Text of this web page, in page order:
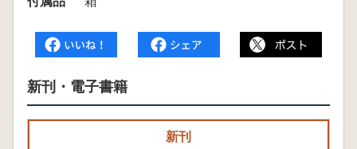
新刊・電子書籍
新刊